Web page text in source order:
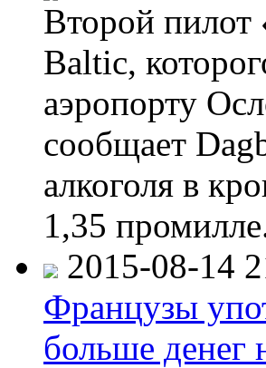
Второй пилот
Baltic,
аэропорту
сообщает
алкоголя в
1,35
2015-08-14
Французы
больше денег